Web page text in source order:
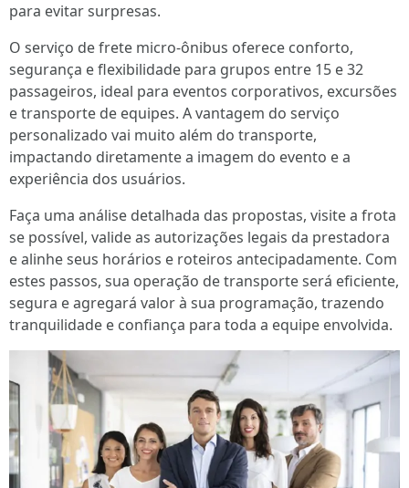
para evitar surpresas.
O serviço de frete micro-ônibus oferece conforto,
segurança e flexibilidade para grupos entre 15 e 32
passageiros, ideal para eventos corporativos, excursões
e transporte de equipes. A vantagem do serviço
personalizado vai muito além do transporte,
impactando diretamente a imagem do evento e a
experiência dos usuários.
Faça uma análise detalhada das propostas, visite a frota
se possível, valide as autorizações legais da prestadora
e alinhe seus horários e roteiros antecipadamente. Com
estes passos, sua operação de transporte será eficiente,
segura e agregará valor à sua programação, trazendo
tranquilidade e confiança para toda a equipe envolvida.